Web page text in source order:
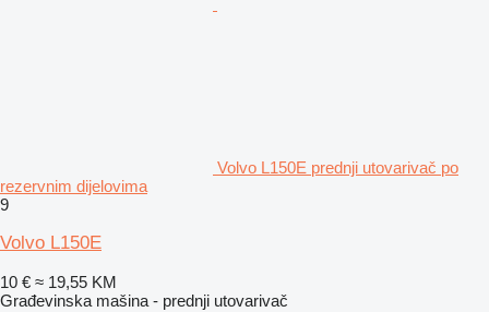
Volvo L150E prednji utovarivač po
rezervnim dijelovima
9
Volvo L150E
10 € ≈ 19,55 KM
Građevinska mašina - prednji utovarivač